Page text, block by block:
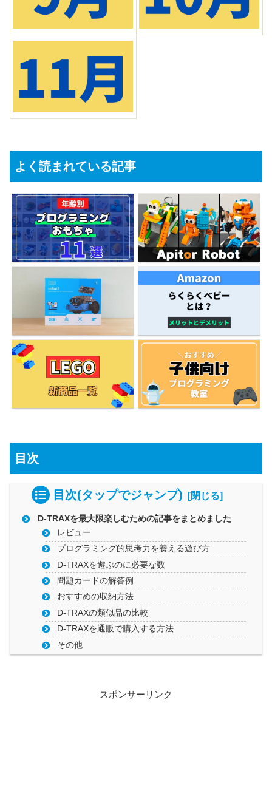
よく読まれている記事
目次
目次(タップでジャンプ)
D-TRAXを最大限楽しむための記事をまとめました
レビュー
プログラミング的思考力を養える遊び方
D-TRAXを遊ぶのに必要な数
問題カードの解答例
おすすめの収納方法
D-TRAXの類似品の比較
D-TRAXを通販で購入する方法
その他
スポンサーリンク